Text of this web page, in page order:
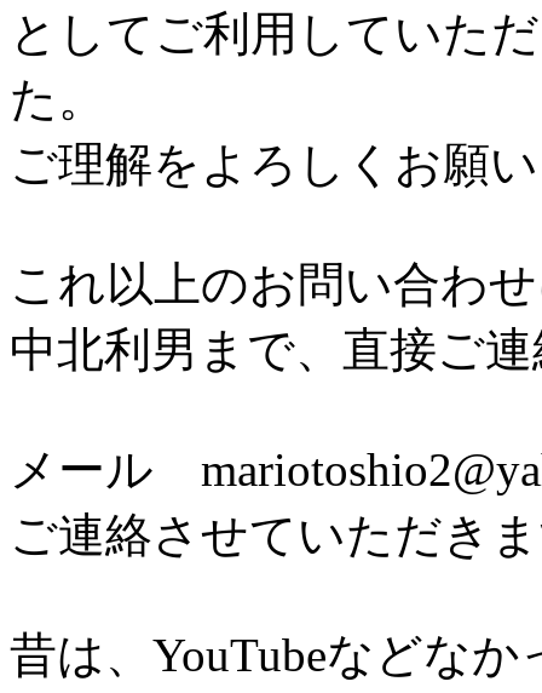
としてご利用していた
た。
ご理解をよろしくお願
これ以上のお問い合わ
中北利男まで、直接ご
メール
ご連絡させていただき
昔は、YouTubeなどな